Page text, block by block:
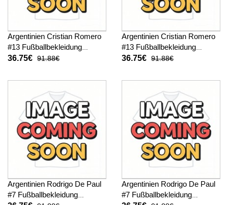
Argentinien Cristian Romero
#13 Fußballbekleidung
Heimtrikot Kinder WM 2026
36.75€ 91.88€
Argentinien Cristian Romero
#13 Fußballbekleidung
Auswärtstrikot Kinder WM
hosen)
36.75€ 91.88€
Argentinien Rodrigo De Paul
#7 Fußballbekleidung
Argentinien Rodrigo De Paul
#7 Fußballbekleidung